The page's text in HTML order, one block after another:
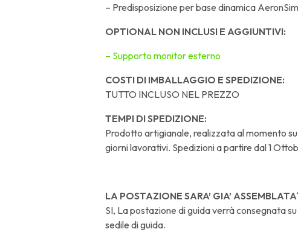
– Predisposizione per base dinamica
OPTIONAL NON INCLUSI E AGGIUNTIVI:
– Supporto monitor esterno
COSTI DI IMBALLAGGIO E SPEDIZIONE:
TUTTO INCLUSO NEL PREZZO
TEMPI DI SPEDIZIONE:
Prodotto artigianale, realizzata al momento
giorni lavorativi. Spedizioni a partire dal 1
LA POSTAZIONE SARA’ GIA’
SI, La postazione di guida verrà consegnata
sedile di guida.